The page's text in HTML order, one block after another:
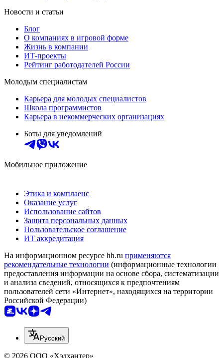
Новости и статьи
Блог
О компаниях в игровой форме
Жизнь в компании
ИТ-проекты
Рейтинг работодателей России
Молодым специалистам
Карьера для молодых специалистов
Школа программистов
Карьера в некоммерческих организациях
Боты для уведомлений
Мобильное приложение
Этика и комплаенс
Оказание услуг
Использование сайтов
Защита персональных данных
Пользовательское соглашение
ИТ аккредитация
На информационном ресурсе hh.ru применяются
рекомендательные технологии (информационные технологии
предоставления информации на основе сбора, систематизации
и анализа сведений, относящихся к предпочтениям
пользователей сети «Интернет», находящихся на территории
Российской Федерации)
Русский
© 2026 ООО «Хэдхантер»